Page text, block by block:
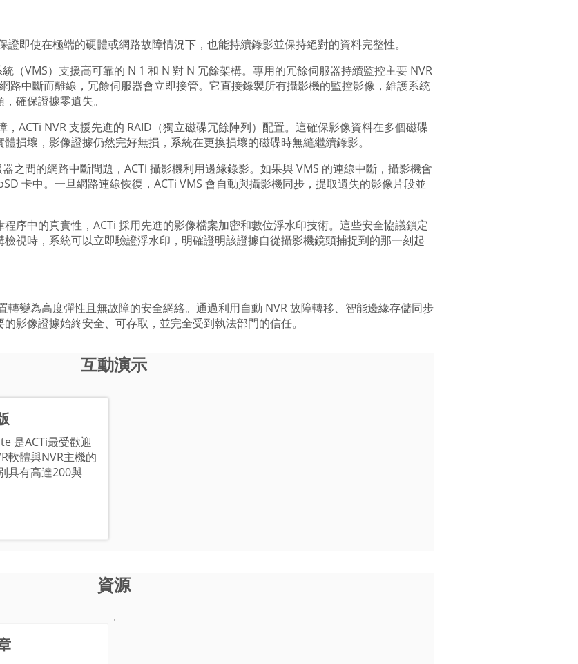
即使在極端的硬體或網路故障情況下，也能持續錄影並保持絕對的資料完整性。
（VMS）支援高可靠的 N 1 和 N 對 N 冗餘架構。專用的冗餘伺服器持續監控主要 NVR
路中斷而離線，冗餘伺服器會立即接管。它直接錄製所有攝影機的監控影像，維護系統
確保證據零遺失。
ACTi NVR 支援先進的 RAID（獨立磁碟冗餘陣列）配置。這確保影像資料在多個磁碟
損壞，影像證據仍然完好無損，系統在更換損壞的磁碟時無縫繼續錄影。
之間的網路中斷問題，ACTi 攝影機利用邊緣錄影。如果與 VMS 的連線中斷，攝影機會
卡中。一旦網路連線恢復，ACTi VMS 會自動與攝影機同步，提取遺失的影像片段並
序中的真實性，ACTi 採用先進的影像檔案加密和數位浮水印技術。這些安全協議鎖定
視時，系統可以立即驗證浮水印，明確證明該證據自從攝影機鏡頭捕捉到的那一刻起
轉變為高度彈性且無故障的安全網絡。通過利用自動 NVR 故障轉移、智能邊緣存儲同步
影像證據始終安全、可存取，並完全受到執法部門的信任。
互動演示
是ACTi最受歡迎
軟體與NVR主機的
具有高達200與
資源
'